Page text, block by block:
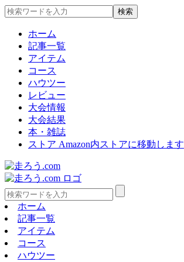
ホーム
記事一覧
アイテム
コース
ハウツー
レビュー
大会情報
大会結果
本・雑誌
ストア Amazon内ストアに移動します
ホーム
記事一覧
アイテム
コース
ハウツー